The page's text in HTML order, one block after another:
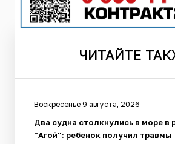
ЧИТАЙТЕ
Воскресенье 9 августа, 2026
Два судна столкнулись в море в
“Агой”: ребенок получил травмы